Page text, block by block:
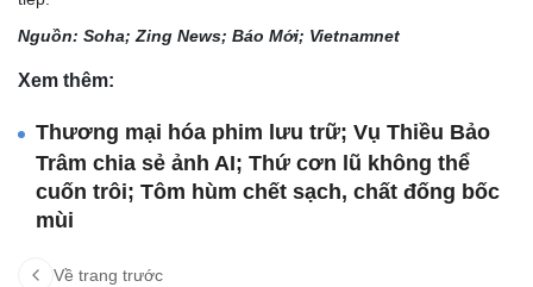
Nguồn: Soha; Zing News; Báo Mới; Vietnamnet
Xem thêm:
Thương mại hóa phim lưu trữ; Vụ Thiều Bảo
Trâm chia sẻ ảnh AI; Thứ cơn lũ không thể
cuốn trôi; Tôm hùm chết sạch, chất đống bốc
mùi
Về trang trước